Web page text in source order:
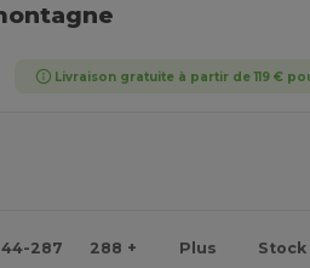
Livraison gratuite à partir de 119 €
287 288 + Plus Stock